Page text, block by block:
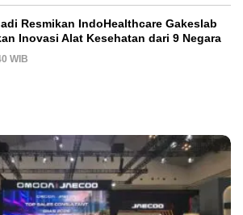
Resmikan IndoHealthcare Gakeslab
Inovasi Alat Kesehatan dari 9 Negara
WIB